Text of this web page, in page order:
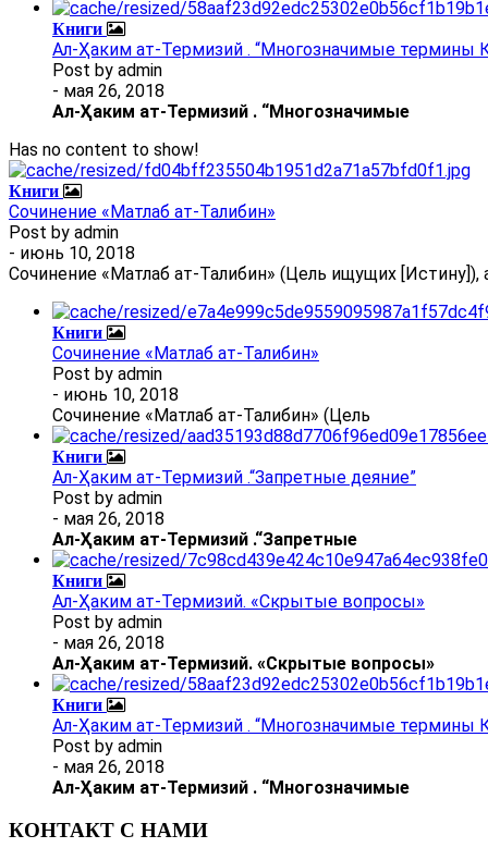
Книги
Ал-Ҳаким ат-Термизий . “Многозначимые термины
Post by admin
- мая 26, 2018
Ал-Ҳаким ат-Термизий . “Многозначимые
Has no content to show!
Книги
Сочинение «Матлаб ат-Талибин»
Post by admin
- июнь 10, 2018
Сочинение «Матлаб ат-Талибин» (Цель ищущих
Книги
Сочинение «Матлаб ат-Талибин»
Post by admin
- июнь 10, 2018
Сочинение «Матлаб ат-Талибин» (Цель
Книги
Ал-Ҳаким ат-Термизий .“Запретные деяние”
Post by admin
- мая 26, 2018
Ал-Ҳаким ат-Термизий .“Запретные
Книги
Ал-Ҳаким ат-Термизий. «Скрытые вопросы»
Post by admin
- мая 26, 2018
Ал-Ҳаким ат-Термизий. «Скрытые вопросы»
Книги
Ал-Ҳаким ат-Термизий . “Многозначимые термины
Post by admin
- мая 26, 2018
Ал-Ҳаким ат-Термизий . “Многозначимые
КОНТАКТ С НАМИ